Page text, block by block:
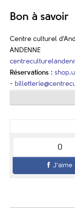
Bon à savoir
Centre culturel
ANDENNE
Réservations :
-
0
J'aime